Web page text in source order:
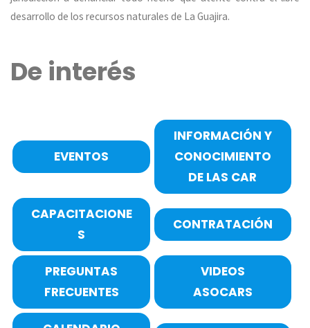
desarrollo de los recursos naturales de La Guajira.
De interés
EVENTOS
INFORMACIÓN Y
CONOCIMIENTO
DE LAS CAR
CAPACITACIONE
S
CONTRATACIÓN
PREGUNTAS
FRECUENTES
VIDEOS
ASOCARS